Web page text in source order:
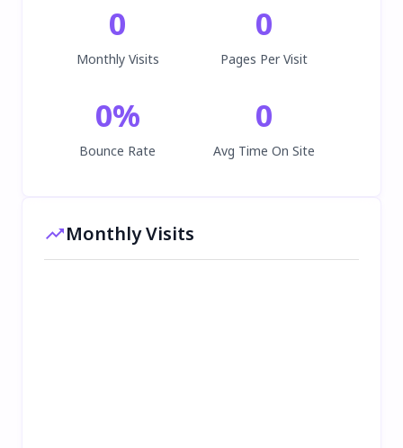
0
Monthly Visits
0
Pages Per Visit
0%
Bounce Rate
0
Avg Time On Site
Monthly Visits